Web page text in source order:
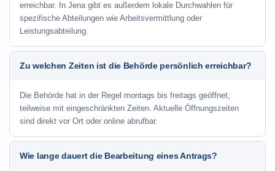
erreichbar. In Jena gibt es außerdem lokale Durchwahlen für
spezifische Abteilungen wie Arbeitsvermittlung oder
Leistungsabteilung.
Zu welchen Zeiten ist die Behörde persönlich erreichbar?
Die Behörde hat in der Regel montags bis freitags geöffnet,
teilweise mit eingeschränkten Zeiten. Aktuelle Öffnungszeiten
sind direkt vor Ort oder online abrufbar.
Wie lange dauert die Bearbeitung eines Antrags?